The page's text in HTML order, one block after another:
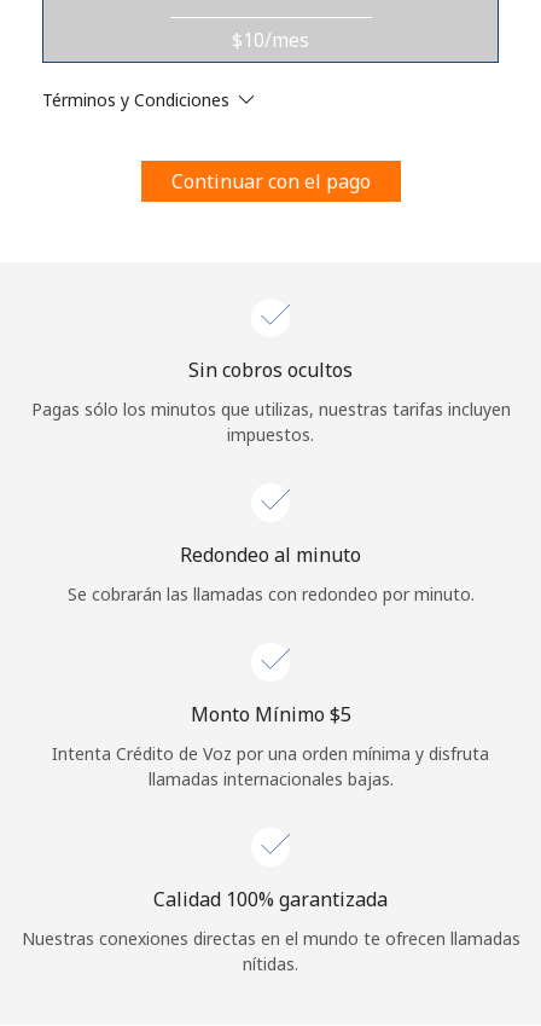
estosTérminos y condiciones.
Únete
¡Hola!
Inicia sesión oREGÍSTRATE →
¿Olvidaste tu contraseña? →
Continuar con
$10/mes
Términos y Condiciones
Continuar con el pago
Sin cobros ocultos
Pagas sólo los minutos que utilizas, nuestras tarifas incluyen
impuestos.
Redondeo al minuto
Se cobrarán las llamadas con redondeo por minuto.
Monto Mínimo ⁦$5⁩
Intenta Crédito de Voz por una orden mínima y disfruta
llamadas internacionales bajas.
Calidad 100% garantizada
Nuestras conexiones directas en el mundo te ofrecen llamadas
nítidas.